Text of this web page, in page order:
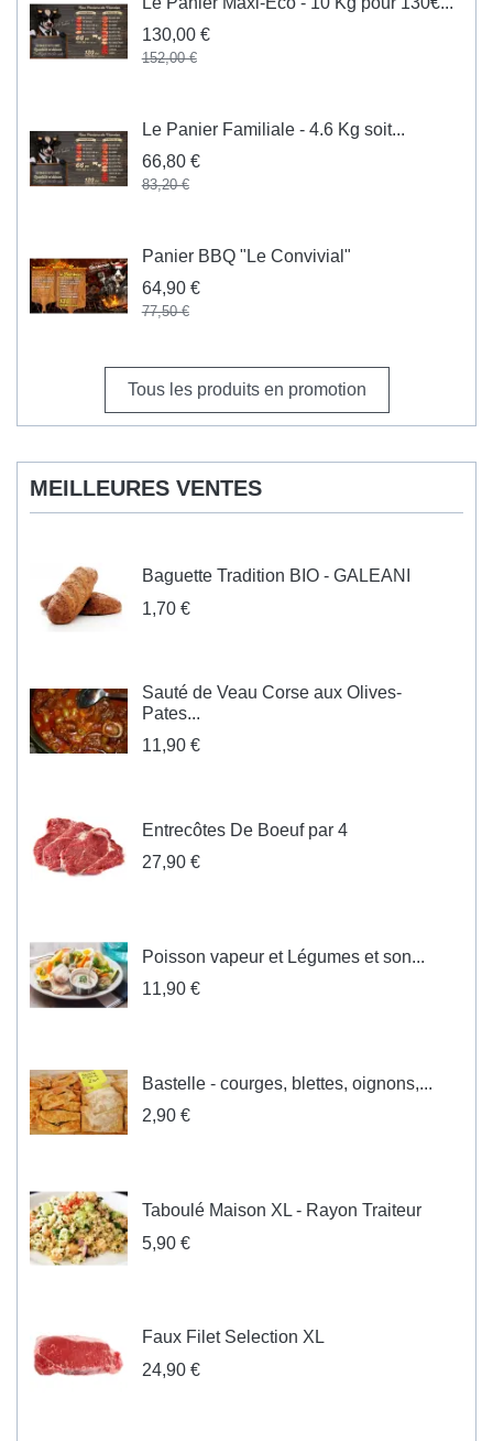
130,00 €
152,00 €
Le Panier Familiale - 4.6 Kg soit...
66,80 €
83,20 €
Panier BBQ "Le Convivial"
64,90 €
77,50 €
Tous les produits en promotion
MEILLEURES VENTES
Baguette Tradition BIO - GALEANI
1,70 €
Sauté de Veau Corse aux Olives-
Pates...
11,90 €
Entrecôtes De Boeuf par 4
27,90 €
Poisson vapeur et Légumes et son...
11,90 €
Bastelle - courges, blettes, oignons,...
2,90 €
Taboulé Maison XL - Rayon Traiteur
5,90 €
Faux Filet Selection XL
24,90 €